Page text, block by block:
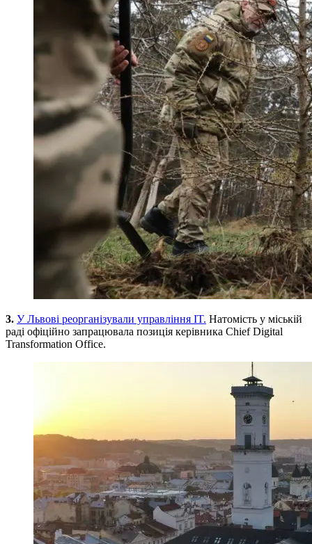
3. У Львові реорганізували управління IT. Натомість у міській
раді офіційно запрацювала позиція керівника Chief Digital
Transformation Office.